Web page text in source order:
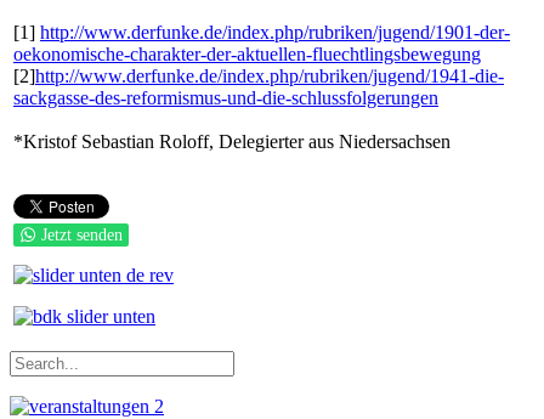
[1] http://www.derfunke.de/index.php/rubriken/jugend/1901-der-
oekonomische-charakter-der-aktuellen-fluechtlingsbewegung
[2]http://www.derfunke.de/index.php/rubriken/jugend/1941-die-
sackgasse-des-reformismus-und-die-schlussfolgerungen
*Kristof Sebastian Roloff, Delegierter aus Niedersachsen
Jetzt senden